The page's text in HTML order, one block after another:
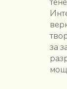
за